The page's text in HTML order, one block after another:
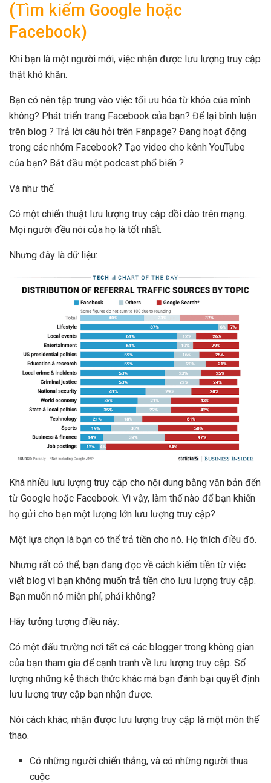
(Tìm kiếm Google hoặc
Facebook)
Khi bạn là một người mới, việc nhận được lưu lượng truy cập
thật khó khăn.
Bạn có nên tập trung vào việc tối ưu hóa từ khóa của mình
không? Phát triển trang Facebook của bạn? Để lại bình luận
trên blog ? Trả lời câu hỏi trên Fanpage? Đang hoạt động
trong các nhóm Facebook? Tạo video cho kênh YouTube
của bạn? Bắt đầu một podcast phổ biến ?
Và như thế.
Có một chiến thuật lưu lượng truy cập dồi dào trên mạng.
Mọi người đều nói của họ là tốt nhất.
Nhưng đây là dữ liệu:
Khá nhiều lưu lượng truy cập cho nội dung bằng văn bản đến
từ Google hoặc Facebook. Vì vậy, làm thế nào để bạn khiến
họ gửi cho bạn một lượng lớn lưu lượng truy cập?
Một lựa chọn là bạn có thể trả tiền cho nó. Họ thích điều đó.
Nhưng rất có thể, bạn đang đọc về cách kiếm tiền từ việc
viết blog vì bạn không muốn trả tiền cho lưu lượng truy cập.
Bạn muốn nó miễn phí, phải không?
Hãy tưởng tượng điều này:
Có một đấu trường nơi tất cả các blogger trong không gian
của bạn tham gia để cạnh tranh về lưu lượng truy cập. Số
lượng những kẻ thách thức khác mà bạn đánh bại quyết định
lưu lượng truy cập bạn nhận được.
Nói cách khác, nhận được lưu lượng truy cập là một môn thể
thao.
Có những người chiến thắng, và có những người thua
cuộc